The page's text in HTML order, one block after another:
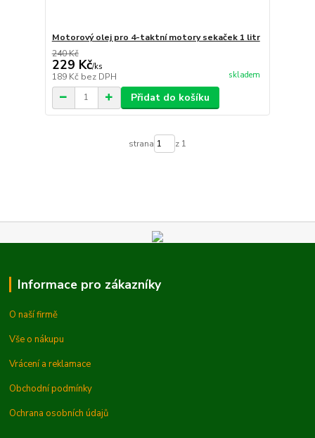
Motorový olej pro 4-taktní motory sekaček 1 litr
240 Kč
229 Kč/ks
189 Kč bez DPH skladem
Přidat do košíku
strana z 1
Informace pro zákazníky
O naší firmě
Vše o nákupu
Vrácení a reklamace
Obchodní podmínky
Ochrana osobních údajů